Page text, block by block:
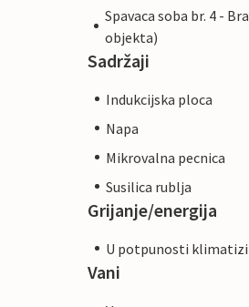
Spavaca soba br. 4 -
objekta)
Sadržaji
Indukcijska ploca
Napa
Mikrovalna pecnica
Susilica rublja
Grijanje/energija
U potpunosti
Vani